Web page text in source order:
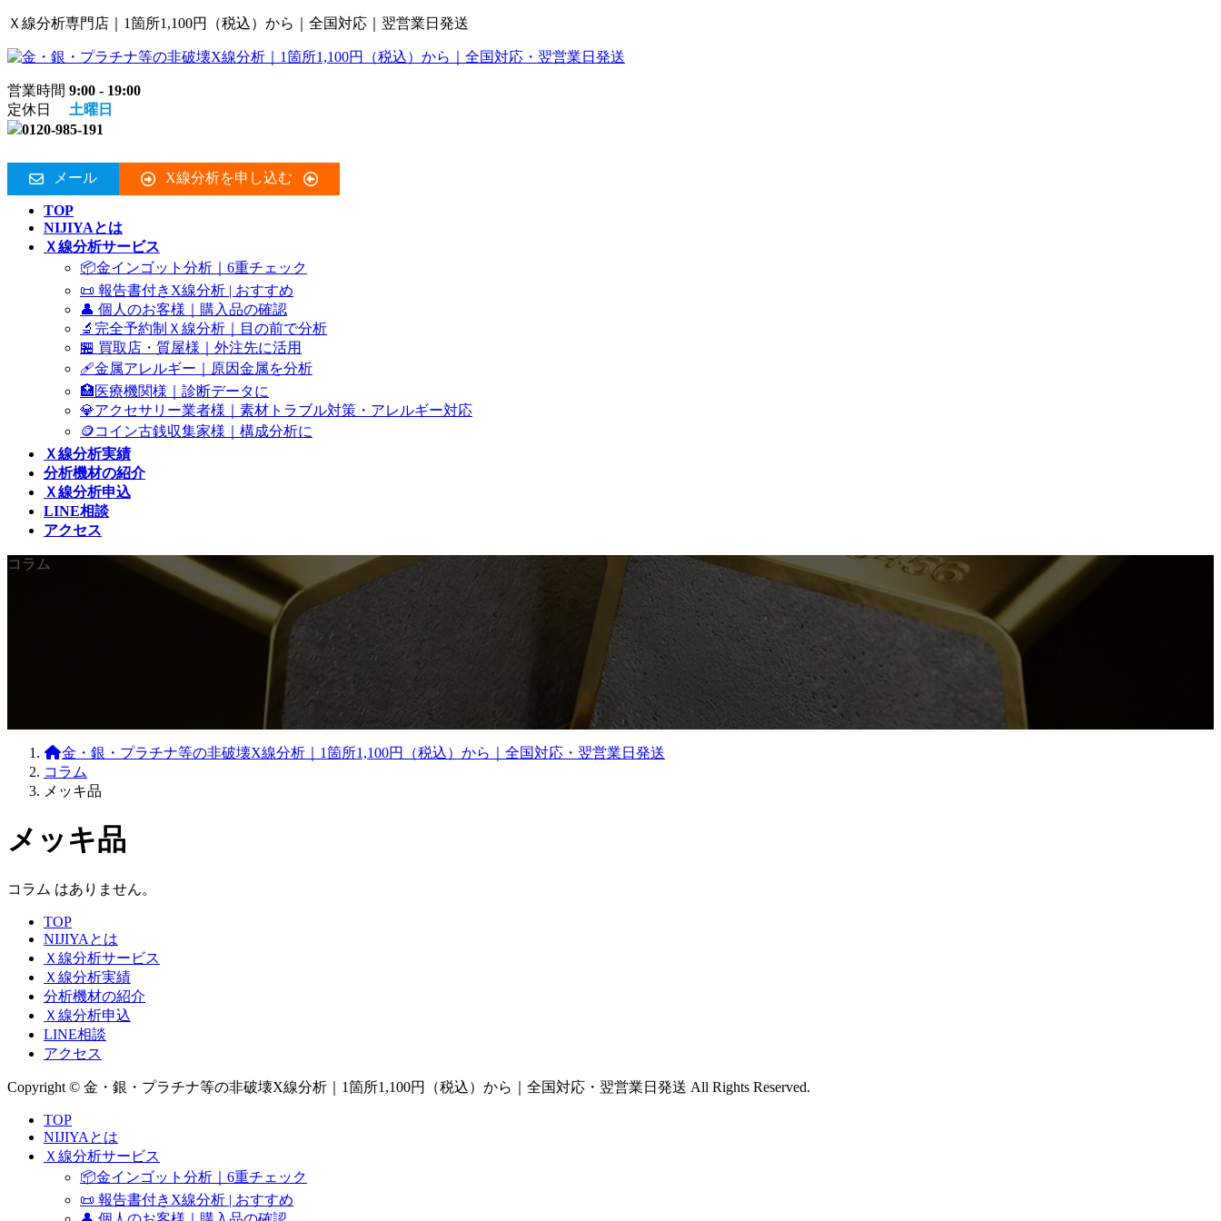
コ
テ
ツ
へ
ス
プ
ナ
ゲ
シ
ョ
ン
動
Ｘ線分析専門店｜1箇所1,100円（税込）から｜全国対応｜翌営業日発送
営業時間 9:00 - 19:00
定休日 土曜日
0120-985-191
メール X線分析を申し込む
TOP
NIJIYAとは
Ｘ線分析サービス
📦金インゴット分析｜6重チェック
📜 報告書付きX線分析 | おすすめ
👤 個人のお客様｜購入品の確認
🔬完全予約制Ｘ線分析｜目の前で分析
🏪 買取店・質屋様｜外注先に活用
🩹金属アレルギー｜原因金属を分析
🏥医療機関様｜診断データに
💎アクセサリー業者様｜素材トラブル対策・アレルギー対応
🪙コイン古銭収集家様｜構成分析に
Ｘ線分析実績
分析機材の紹介
Ｘ線分析申込
LINE相談
アクセス
コラム
金・銀・プラチナ等の非破壊X線分析｜1箇所1,100円（税込）から｜全国対応・翌営業日発送
コラム
メッキ品
メッキ品
コラム はありません。
TOP
NIJIYAとは
Ｘ線分析サービス
Ｘ線分析実績
分析機材の紹介
Ｘ線分析申込
LINE相談
アクセス
Copyright © 金・銀・プラチナ等の非破壊X線分析｜1箇所1,100円（税込）から｜全国対応・翌営業日発送 All Rights Reserved.
TOP
NIJIYAとは
Ｘ線分析サービス
📦金インゴット分析｜6重チェック
📜 報告書付きX線分析 | おすすめ